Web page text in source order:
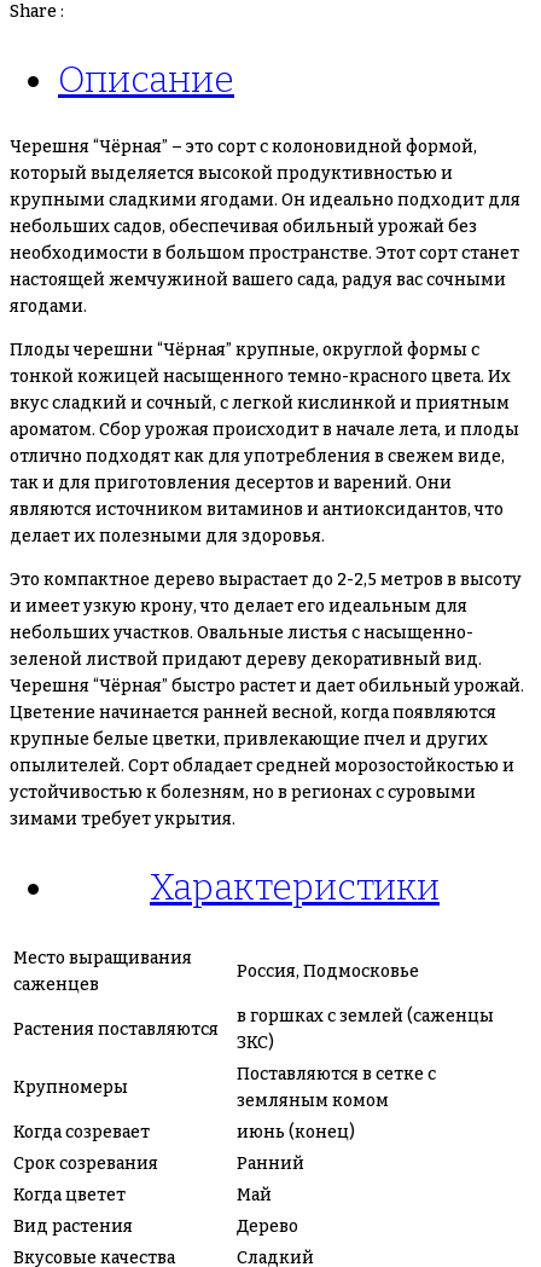
Share :
Описание
Черешня “Чёрная” – это сорт с колоновидной формой,
который выделяется высокой продуктивностью и
крупными сладкими ягодами. Он идеально подходит для
небольших садов, обеспечивая обильный урожай без
необходимости в большом пространстве. Этот сорт станет
настоящей жемчужиной вашего сада, радуя вас сочными
ягодами.
Плоды черешни “Чёрная” крупные, округлой формы с
тонкой кожицей насыщенного темно-красного цвета. Их
вкус сладкий и сочный, с легкой кислинкой и приятным
ароматом. Сбор урожая происходит в начале лета, и плоды
отлично подходят как для употребления в свежем виде,
так и для приготовления десертов и варений. Они
являются источником витаминов и антиоксидантов, что
делает их полезными для здоровья.
Это компактное дерево вырастает до 2-2,5 метров в высоту
и имеет узкую крону, что делает его идеальным для
небольших участков. Овальные листья с насыщенно-
зеленой листвой придают дереву декоративный вид.
Черешня “Чёрная” быстро растет и дает обильный урожай.
Цветение начинается ранней весной, когда появляются
крупные белые цветки, привлекающие пчел и других
опылителей. Сорт обладает средней морозостойкостью и
устойчивостью к болезням, но в регионах с суровыми
зимами требует укрытия.
Характеристики
Место выращивания
саженцев
Россия, Подмосковье
Растения поставляются
в горшках с землей (саженцы
ЗКС)
Крупномеры
Поставляются в сетке с
земляным комом
Когда созревает
июнь (конец)
Срок созревания
Ранний
Когда цветет
Май
Вид растения
Дерево
Вкусовые качества
Сладкий